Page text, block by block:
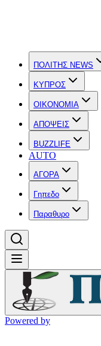
ΠΟΛΙΤΗΣ NEWS
ΚΥΠΡΟΣ
OIKONOMIA
ΑΠΟΨΕΙΣ
BUZZLIFE
AUTO
ΑΓΟΡΑ
Γηπεδο
Παραθυρο
Powered by